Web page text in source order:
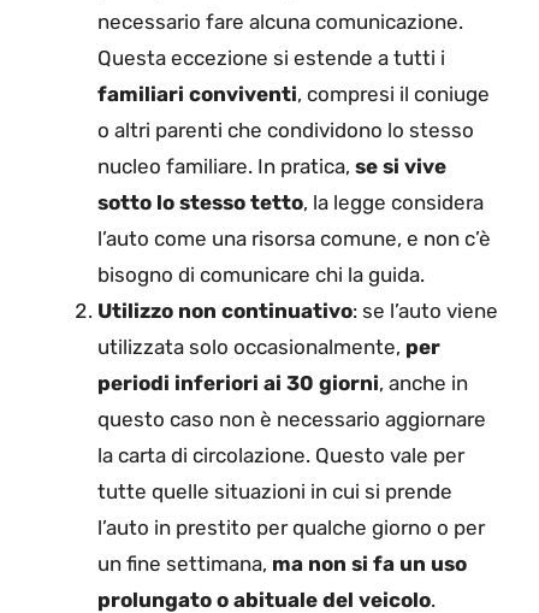
necessario fare alcuna comunicazione.
Questa eccezione si estende a tutti i
familiari conviventi, compresi il coniuge
o altri parenti che condividono lo stesso
nucleo familiare. In pratica, se si vive
sotto lo stesso tetto, la legge considera
l’auto come una risorsa comune, e non c’è
bisogno di comunicare chi la guida.
Utilizzo non continuativo: se l’auto viene
utilizzata solo occasionalmente, per
periodi inferiori ai 30 giorni, anche in
questo caso non è necessario aggiornare
la carta di circolazione. Questo vale per
tutte quelle situazioni in cui si prende
l’auto in prestito per qualche giorno o per
un fine settimana, ma non si fa un uso
prolungato o abituale del veicolo.